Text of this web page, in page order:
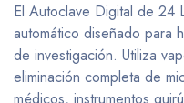
El Autoclave Digital de 24
automático diseñado para
de investigación. Utiliza
eliminación completa de